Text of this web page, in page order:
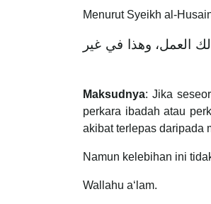
Menurut Syeikh al-
العمل، وهذا في غير
Maksudnya: Jika
perkara ibadah atau
akibat terlepas daripada
Namun kelebihan ini
Wallahu a‘lam.